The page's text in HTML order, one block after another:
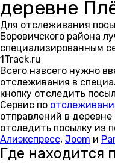
деревне
Для отслеживания
Боровичского района
специализированным
1Track.ru
Всего навсего нужно
отслеживания в
кнопку отследить
Сервис по
отправлений в
отследить посылку из
Алиэкспресс, Joom и
Где находится